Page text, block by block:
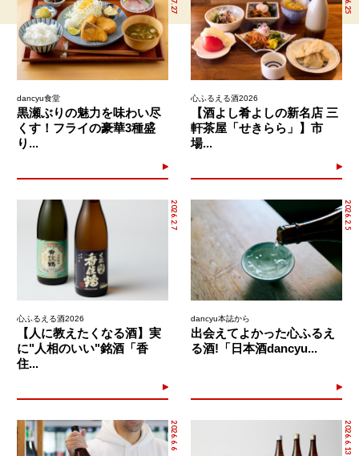
dancyu食堂
黒瀬ぶりの魅力を味わい尽
くす！フライの豪華3種盛
り...
心ふるえる酒2026
【酒よし肴よしの新名店 三
軒茶屋「せきらら」】市
場...
2026.2.7
心ふるえる酒2026
【人に教えたくなる酒】実
に"人相のいい"銘酒「香
住...
2026.2.5
dancyu本誌から
出会えてよかった心ふるえ
る酒!「日本酒dancyu...
2026.6.6 2026.6.13